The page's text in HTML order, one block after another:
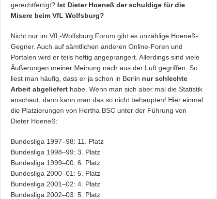
gerechtfertigt? Ist Dieter Hoeneß der schuldige für die
Misere beim VfL Wolfsburg?
Nicht nur im VfL-Wolfsburg Forum gibt es unzählige Hoeneß-
Gegner. Auch auf sämtlichen anderen Online-Foren und
Portalen wird er teils heftig angeprangert. Allerdings sind viele
Äußerungen meiner Meinung nach aus der Luft gegriffen. So
liest man häufig, dass er ja schon in Berlin nur schlechte
Arbeit abgeliefert habe. Wenn man sich aber mal die Statistik
anschaut, dann kann man das so nicht behaupten! Hier einmal
die Platzierungen von Hertha BSC unter der Führung von
Dieter Hoeneß:
Bundesliga 1997–98: 11. Platz
Bundesliga 1998–99: 3. Platz
Bundesliga 1999–00: 6. Platz
Bundesliga 2000–01: 5. Platz
Bundesliga 2001–02: 4. Platz
Bundesliga 2002–03: 5. Platz